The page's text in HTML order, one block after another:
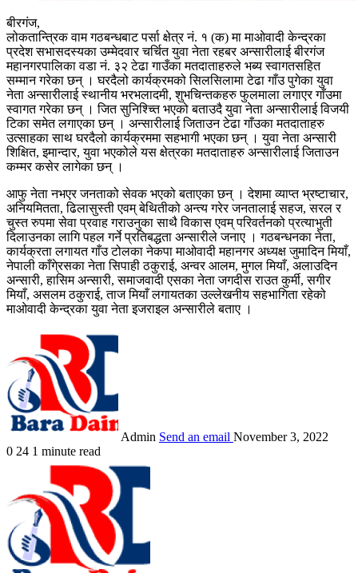
बीरगंज,
लोकतान्त्रिक वाम गठबन्धबाट पर्सा क्षेत्र नं. १ (क) मा माओवादी केन्द्रका
प्रदेश सभासदस्यका उम्मेदवार चर्चित युवा नेता रहबर अन्सारीलाई बीरगंज
महानगरपालिका वडा नं. ३२ टेढा गाउँका मतदाताहरुले भब्य स्वागतसहित
सम्मान गरेका छन् । घरदैलो कार्यक्रमको सिलसिलामा टेढा गाँउ पुगेका युवा
नेता अन्सारीलाई स्थानीय भरभलादमी, शुभचिन्तकहरु फुलमाला लगाएर गाँउमा
स्वागत गरेका छन् । जित सुनिश्च्ति भएको बताउदै युवा नेता अन्सारीलाई विजयी
टिका समेत लगाएका छन् । अन्सारीलाई जिताउन टेढा गाँउका मतदाताहरु
उत्साहका साथ घरदैलो कार्यक्रममा सहभागी भएका छन् । युवा नेता अन्सारी
शिक्षित, इमान्दार, युवा भएकोले यस क्षेत्रका मतदाताहरु अन्सारीलाई जिताउन
कम्मर कसेर लागेका छन् ।
आफु नेता नभएर जनताको सेवक भएको बताएका छन् । देशमा व्याप्त भ्रष्टाचार,
अनियमितता, ढिलासुस्ती एवम् बेथितीको अन्त्य गरेर जनतालाई सहज, सरल र
चुस्त रुपमा सेवा प्रवाह गराउनुका साथै विकास एवम् परिवर्तनको प्रत्याभुती
दिलाउनका लागि पहल गर्ने प्रतिबद्धता अन्सारीले जनाए । गठबन्धनका नेता,
कार्यक्रता लगायत गाँउ टोलका नेकपा माओवादी महानगर अध्यक्ष जुमादिन मियाँ,
नेपाली काँगे्रसका नेता सिपाही ठकुराई, अन्वर आलम, मुगल मियाँ, अलाउदिन
अन्सारी, हासिम अन्सारी, समाजवादी एसका नेता जगदीस राउत कुर्मी, सगीर
मियाँ, असलम ठकुराई, ताज मियाँ लगायतका उल्लेखनीय सहभागिता रहेको
माओवादी केन्द्रका युवा नेता इजराइल अन्सारीले बताए ।
Admin Send an email November 3, 2022
0 24 1 minute read